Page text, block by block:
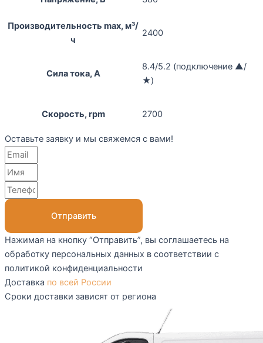
Производительность max, м³/
ч
2400
Сила тока, А
8.4/5.2 (подключение ▲/
★)
Скорость, rpm 2700
Оставьте заявку и мы свяжемся с вами!
Отправить
Нажимая на кнопку “Отправить”, вы соглашаетесь на
обработку персональных данных в соответствии с
политикой конфиденциальности
Доставка по всей России
Сроки доставки зависят от региона